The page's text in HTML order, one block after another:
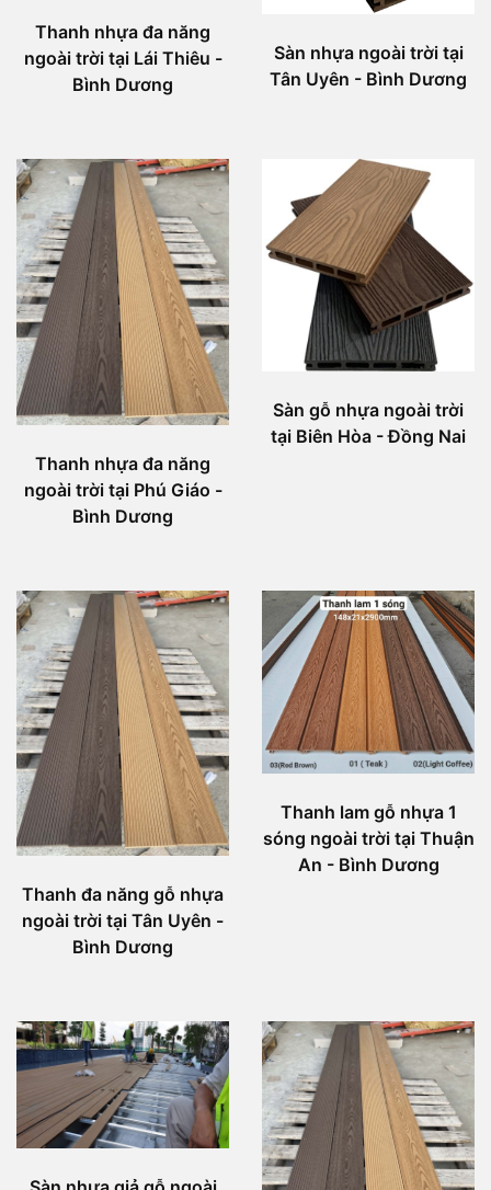
Thanh nhựa đa năng
ngoài trời tại Lái Thiêu -
Bình Dương
Sàn nhựa ngoài trời tại
Tân Uyên - Bình Dương
Thanh nhựa đa năng
ngoài trời tại Phú Giáo -
Bình Dương
Sàn gỗ nhựa ngoài trời
tại Biên Hòa - Đồng Nai
Thanh đa năng gỗ nhựa
ngoài trời tại Tân Uyên -
Bình Dương
Thanh lam gỗ nhựa 1
sóng ngoài trời tại Thuận
An - Bình Dương